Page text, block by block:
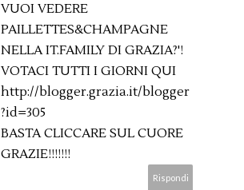
VUOI VEDERE
PAILLETTES&CHAMPAGNE
NELLA IT.FAMILY DI GRAZIA?'!
VOTACI TUTTI I GIORNI QUI
http://blogger.grazia.it/blogger
?id=305
BASTA CLICCARE SUL CUORE
GRAZIE!!!!!!!
Rispondi